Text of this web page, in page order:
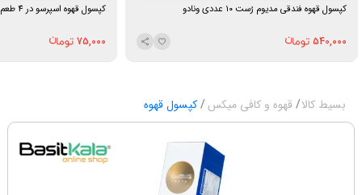
کپسول قهوه فندقی مدیوم رُست ۱۰ عددی ونادو
540,000
کپسول قهوه اسپرسو در 4 طعم دولچه گوستو دالاسپرسو
75,000
بسیط کالا قهوه و کافی میکس کپسول قهوه